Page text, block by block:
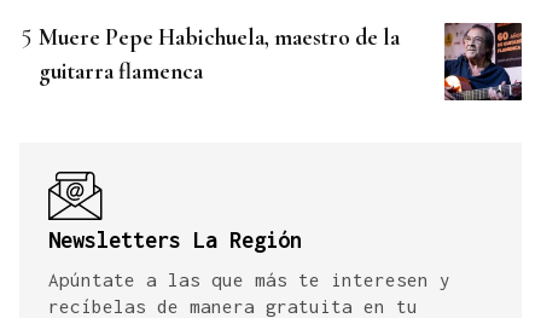
Muere Pepe Habichuela, maestro de la
guitarra flamenca
Newsletters La Región
Apúntate a las que más te interesen y
recíbelas de manera gratuita en tu